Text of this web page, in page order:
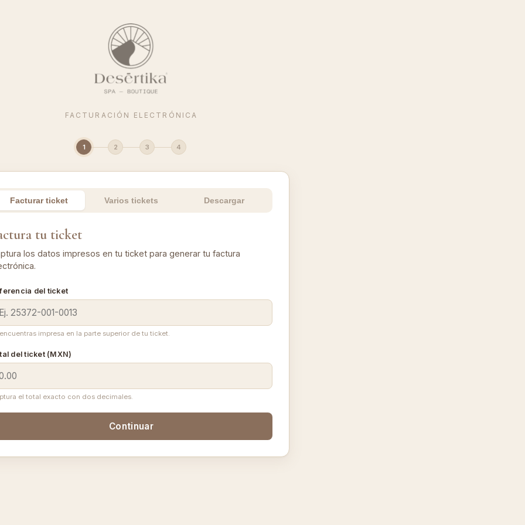
FACTURACIÓN ELECTRÓNICA
1 2 3 4
Facturar ticket Varios tickets Descargar
tu ticket
los datos impresos en tu ticket para generar tu factura
del ticket
impresa en la parte superior de tu ticket.
del ticket (MXN)
el total exacto con dos decimales.
Continuar